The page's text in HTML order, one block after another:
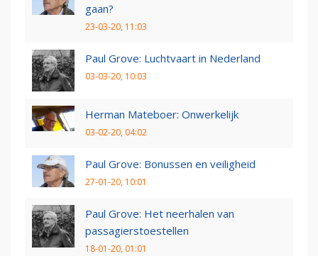
gaan?
23-03-20, 11:03
Paul Grove: Luchtvaart in Nederland
03-03-20, 10:03
Herman Mateboer: Onwerkelijk
03-02-20, 04:02
Paul Grove: Bonussen en veiligheid
27-01-20, 10:01
Paul Grove: Het neerhalen van
passagierstoestellen
18-01-20, 01:01